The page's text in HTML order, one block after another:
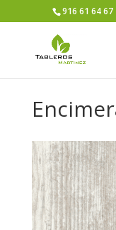
916 61 64 67